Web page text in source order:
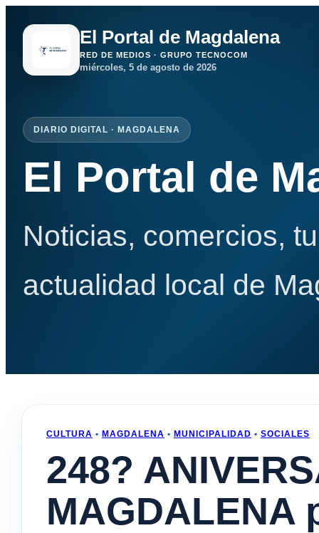
El Portal de Magdalena
RED DE MEDIOS · GRUPO TECNOCOM
miércoles, 5 de agosto de 2026
DIARIO DIGITAL · MAGDALENA
El Portal de
Noticias, comercios,
actualidad local de
CULTURA • MAGDALENA • MUNICIPALIDAD • SOCIALES
248?
MAGDALENA